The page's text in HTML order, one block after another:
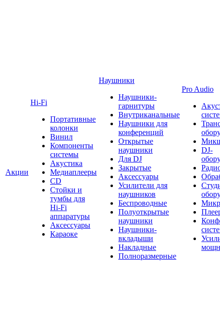
Акции
Hi-Fi
Портативные
колонки
Винил
Компоненты
системы
Акустика
Медиаплееры
CD
Стойки и
тумбы для
Hi-Fi
аппаратуры
Аксессуары
Караоке
Наушники
Наушники-
гарнитуры
Внутриканальные
Наушники для
конференций
Открытые
наушники
Для DJ
Закрытые
Аксессуары
Усилители для
наушников
Беспроводные
Полуоткрытые
наушники
Наушники-
вкладыши
Накладные
Полноразмерные
Pro Audio
DJ-